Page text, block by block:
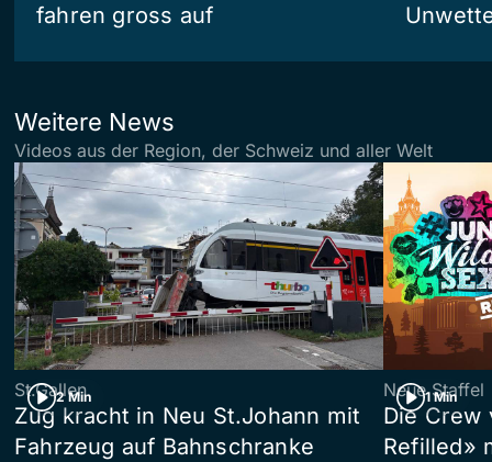
fahren gross auf
Weitere News
Videos aus der Region, der Schweiz und aller Welt
2 Min
St.Gallen
Zug kracht in Neu St.Johann mit
Fahrzeug auf Bahnschranke
1 Min
Neue Staffel
Die Crew
Refilled»